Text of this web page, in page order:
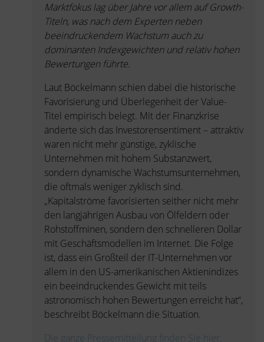
Marktfokus lag über Jahre vor allem auf Growth-
Titeln, was nach dem Experten neben
beeindruckendem Wachstum auch zu
dominanten Indexgewichten und relativ hohen
Bewertungen führte.
Laut Böckelmann schien dabei die historische
Favorisierung und Überlegenheit der Value-
Titel empirisch belegt. Mit der Finanzkrise
änderte sich das Investorensentiment – attraktiv
waren nicht mehr günstige, zyklische
Unternehmen mit hohem Substanzwert,
sondern dynamische Wachstumsunternehmen,
die oftmals weniger zyklisch sind.
„Kapitalströme favorisierten seither nicht mehr
den langjährigen Ausbau von Ölfeldern oder
Rohstoffminen, sondern den schnelleren Dollar
mit Geschäftsmodellen im Internet. Die Folge
ist, dass ein Großteil der IT-Unternehmen vor
allem in den US-amerikanischen Aktienindizes
ein beeindruckendes Gewicht mit teils
astronomisch hohen Bewertungen erreicht hat“,
beschreibt Böckelmann die Situation.
Die ganze Pressemitteilung finden Sie hier.